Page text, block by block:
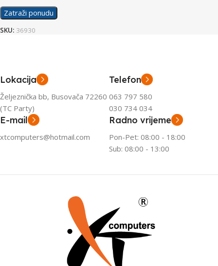
Zatraži ponudu
SKU: 36930
Lokacija
Željeznička bb, Busovača 72260
(TC Party)
Telefon
063 797 580
030 734 034
E-mail
xtcomputers@hotmail.com
Radno vrijeme
Pon-Pet: 08:00 - 18:00
Sub: 08:00 - 13:00